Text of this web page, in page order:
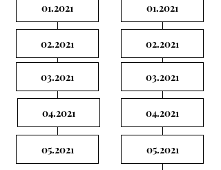
01.2021
02.2021
04.2021
03.2021
05.2021
01.2021
02.2021
03.2021
04.2021
05.2021